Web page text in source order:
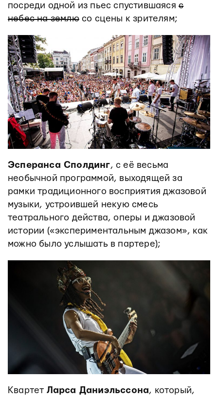
посреди одной из пьес спустившаясяс
небес на землюсо сцены к зрителям;
Эсперанса Сполдинг, с её весьма
необычной программой, выходящей за
рамки традиционного восприятия джазовой
музыки, устроившей некую смесь
театрального действа, оперы и джазовой
истории («экспериментальным джазом», как
можно было услышать в партере);
Квартет Ларса Даниэльссона, который,